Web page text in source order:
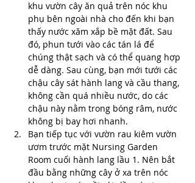
khu vườn cây ăn quả trên nóc khu
phụ bên ngoài nhà cho đến khi bạn
thấy nước xăm xắp bề mặt đất. Sau
đó, phun tưới vào các tán lá để
chúng thật sạch và có thể quang hợp
dễ dàng. Sau cùng, bạn mới tưới các
chậu cây sát hành lang và cầu thang,
không cần quá nhiều nước, do các
chậu này nằm trong bóng râm, nước
không bị bay hơi nhanh.
Bạn tiếp tục với vườn rau kiêm vườn
ươm trước mặt Nursing Garden
Room cuối hành lang lầu 1. Nên bắt
đầu bằng những cây ở xa trên nóc